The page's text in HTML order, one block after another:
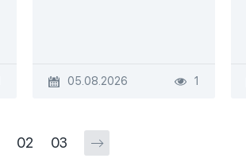
05.08.2026 1
02 03